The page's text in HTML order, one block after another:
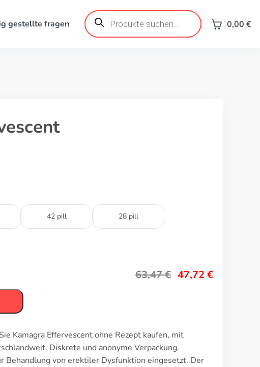
gestellte fragen
Produktsuche
0,00 €
42 pill 28 pill
63,47€ 47,72 €
Kamagra Effervescent ohne Rezept kaufen, mit
Diskrete und anonyme Verpackung.
Behandlung von erektiler Dysfunktion eingesetzt. Der